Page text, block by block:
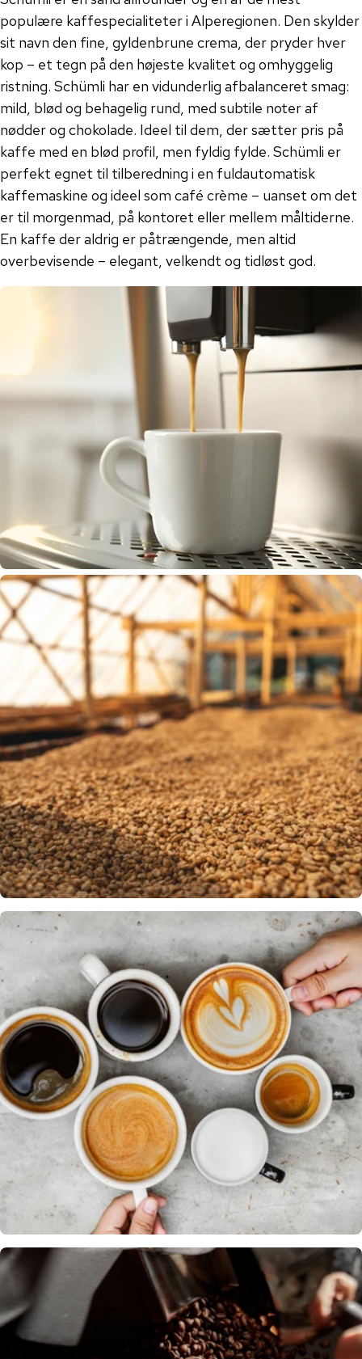
populære kaffespecialiteter i Alperegionen. Den skylder
sit navn den fine, gyldenbrune crema, der pryder hver
kop – et tegn på den højeste kvalitet og omhyggelig
ristning. Schümli har en vidunderlig afbalanceret smag:
mild, blød og behagelig rund, med subtile noter af
nødder og chokolade. Ideel til dem, der sætter pris på
kaffe med en blød profil, men fyldig fylde. Schümli er
perfekt egnet til tilberedning i en fuldautomatisk
kaffemaskine og ideel som café crème – uanset om det
er til morgenmad, på kontoret eller mellem måltiderne.
En kaffe der aldrig er påtrængende, men altid
overbevisende – elegant, velkendt og tidløst god.